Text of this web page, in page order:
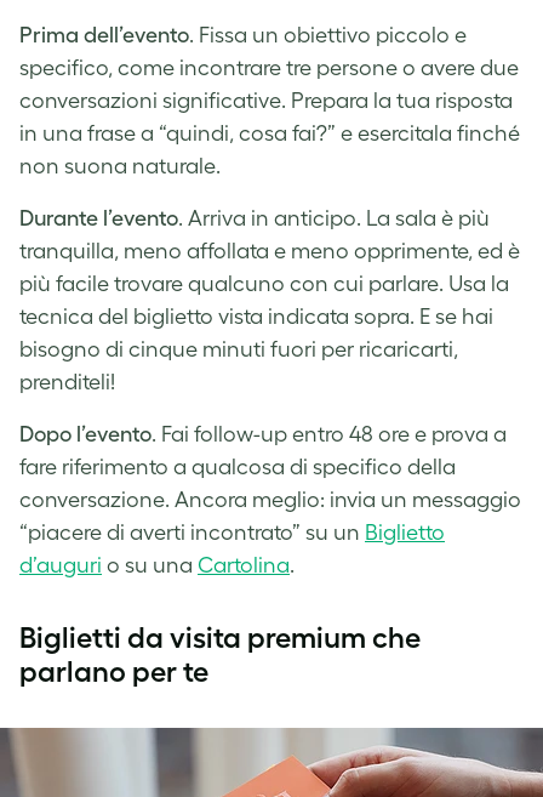
Prima dell’evento. Fissa un obiettivo piccolo e
specifico, come incontrare tre persone o avere due
conversazioni significative. Prepara la tua risposta
in una frase a “quindi, cosa fai?” e esercitala finché
non suona naturale.
Durante l’evento. Arriva in anticipo. La sala è più
tranquilla, meno affollata e meno opprimente, ed è
più facile trovare qualcuno con cui parlare. Usa la
tecnica del biglietto vista indicata sopra. E se hai
bisogno di cinque minuti fuori per ricaricarti,
prenditeli!
Dopo l’evento. Fai follow-up entro 48 ore e prova a
fare riferimento a qualcosa di specifico della
conversazione. Ancora meglio: invia un messaggio
“piacere di averti incontrato” su un Biglietto
d’auguri o su una Cartolina.
Biglietti da visita premium che
parlano per te